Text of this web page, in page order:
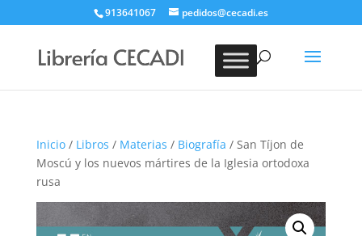
913641067 pedidos@cecadi.es
BUSCAR
Inicio/ Libros / Materias / Biografía / San Tíjon de
Moscú y los nuevos mártires de la Iglesia ortodoxa
rusa